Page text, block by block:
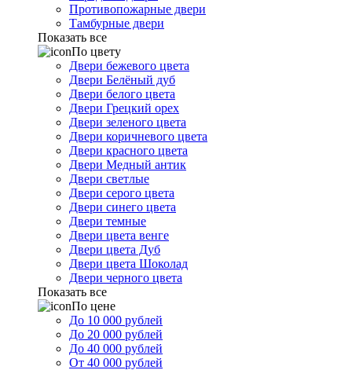
Противопожарные двери
Тамбурные двери
Показать все
По цвету
Двери бежевого цвета
Двери Белёный дуб
Двери белого цвета
Двери Грецкий орех
Двери зеленого цвета
Двери коричневого цвета
Двери красного цвета
Двери Медный антик
Двери светлые
Двери серого цвета
Двери синего цвета
Двери темные
Двери цвета венге
Двери цвета Дуб
Двери цвета Шоколад
Двери черного цвета
Показать все
По цене
До 10 000 рублей
До 20 000 рублей
До 40 000 рублей
От 40 000 рублей